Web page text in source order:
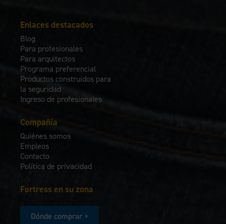
Enlaces destacados
Blog
Para profesionales
Para arquitectos
Programa preferencial
Productos construidos para
la seguridad
Ingreso de profesionales
Compañía
Quiénes somos
Empleos
Contacto
Política de privacidad
Fortress en su zona
Dónde comprar >